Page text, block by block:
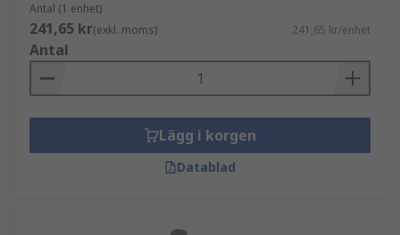
Antal (1 enhet)
241,65 kr(exkl. moms) 241,65 kr/enhet
Antal
Lägg i korgen
Datablad